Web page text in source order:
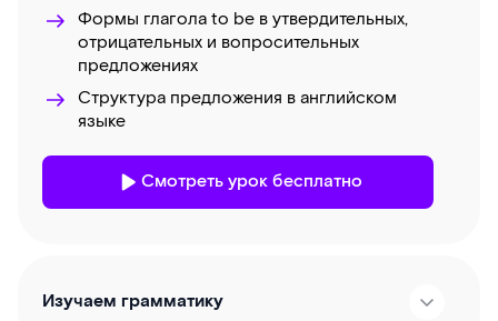
Формы глагола to be в утвердительных,
отрицательных и вопросительных
предложениях
Структура предложения в английском
языке
Смотреть урок бесплатно
Изучаем грамматику